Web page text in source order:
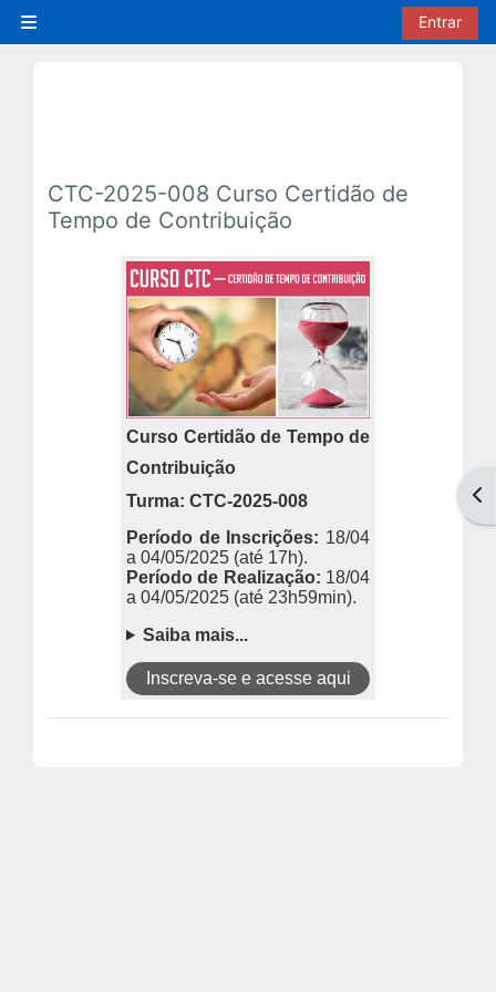
Painel lateral
Entrar
CTC-2025-008 Curso Certidão de
Tempo de Contribuição
Curso Certidão de Tempo de
Contribuição
Turma: CTC-2025-008
Período de Inscrições: 18/04
a 04/05/2025 (até 17h).
Período de Realização: 18/04
a 04/05/2025 (até 23h59min).
Saiba mais...
Inscreva-se e acesse aqui